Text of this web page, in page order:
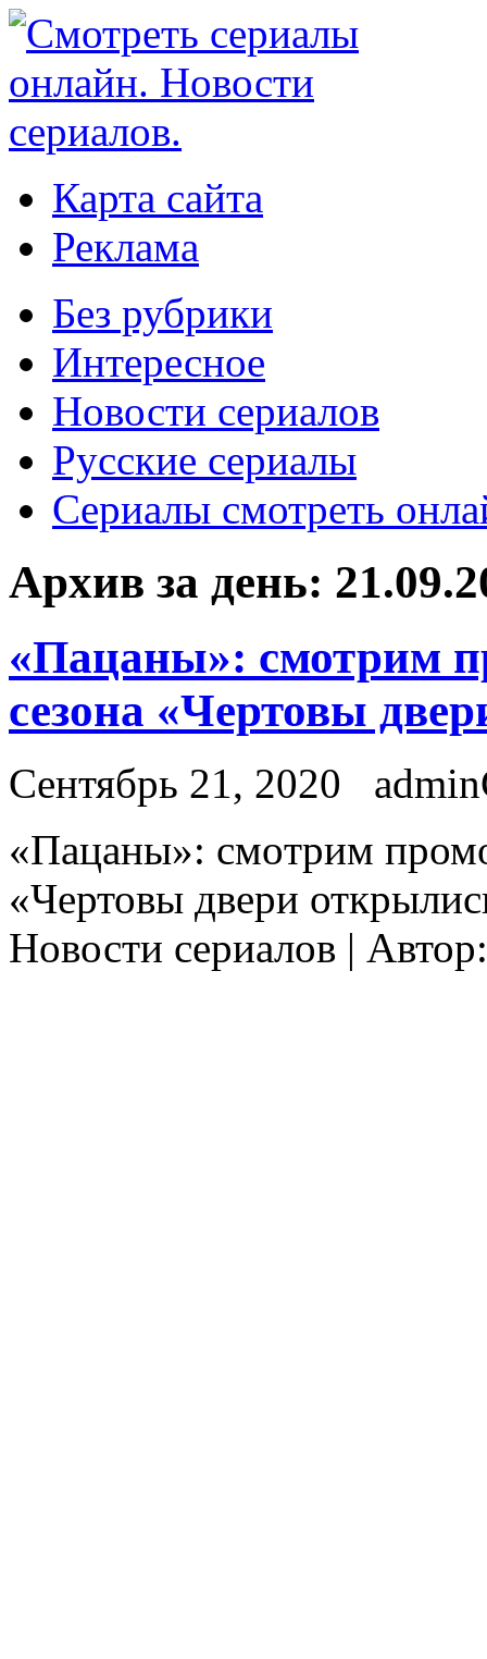
Карта сайта
Реклама
Без рубрики
Интересное
Новости сериалов
Русские сериалы
Сериалы смотреть
Архив за день:
«Пацаны»: смотрим
сезона «Чертовы
Сентябрь 21, 2020
«Пaцaны»: смoтрим
«Чертовы двери
Новости сериалов |